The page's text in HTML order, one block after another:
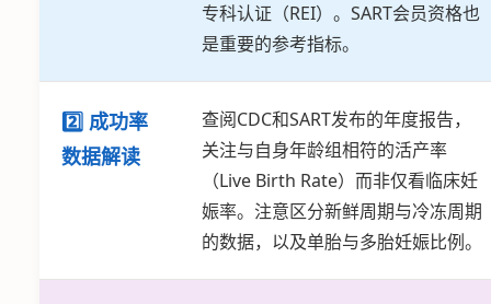
专科认证（REI）。SART会员资格也
是重要的参考指标。
2️⃣ 成功率
数据解读
查阅CDC和SART发布的年度报告，
关注与自身年龄组相符的活产率
（Live Birth Rate）而非仅看临床妊
娠率。注意区分新鲜周期与冷冻周期
的数据，以及单胎与多胎妊娠比例。